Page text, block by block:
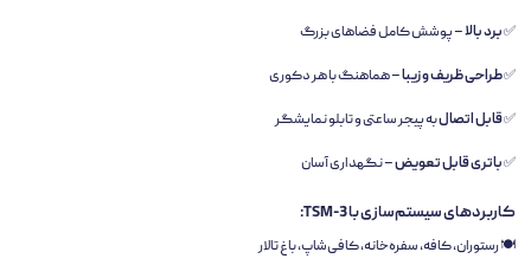
✅برد بالا– پوشش کامل فضاهای بزرگ
✅طراحی ظریف و زیبا– هماهنگ با هر دکوری
✅قابل اتصالبه پیجر ساعتی و تابلو نمایشگر
✅باتری قابل تعویض– نگهداری آسان
کاربردهای سیستم‌سازی با TSM-3:
🍽️ رستوران، کافه، سفره‌خانه، کافی‌شاپ، باغ تالار